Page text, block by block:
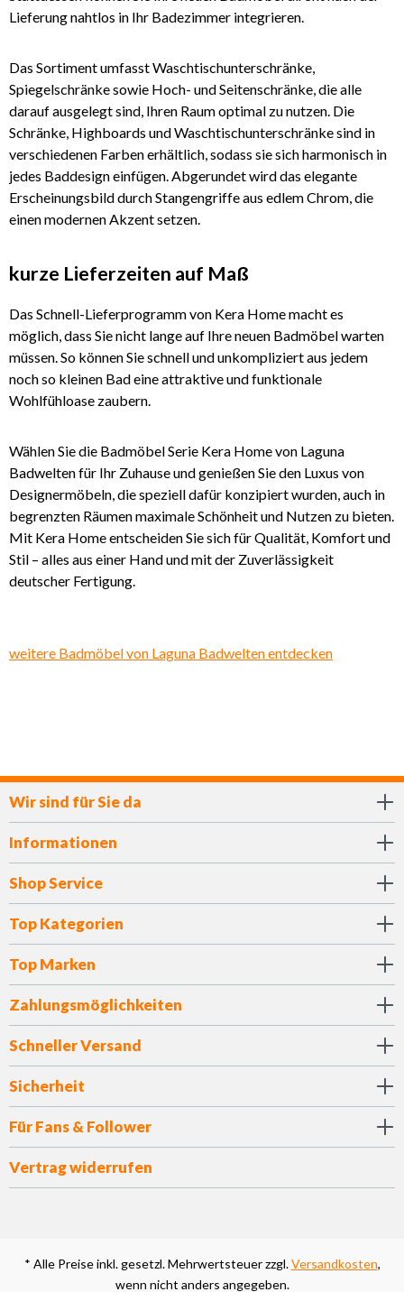
Lieferung nahtlos in Ihr Badezimmer integrieren.
Das Sortiment umfasst Waschtischunterschränke,
Spiegelschränke sowie Hoch- und Seitenschränke, die alle
darauf ausgelegt sind, Ihren Raum optimal zu nutzen. Die
Schränke, Highboards und Waschtischunterschränke sind in
verschiedenen Farben erhältlich, sodass sie sich harmonisch in
jedes Baddesign einfügen. Abgerundet wird das elegante
Erscheinungsbild durch Stangengriffe aus edlem Chrom, die
einen modernen Akzent setzen.
kurze Lieferzeiten auf Maß
Das Schnell-Lieferprogramm von Kera Home macht es
möglich, dass Sie nicht lange auf Ihre neuen Badmöbel warten
müssen. So können Sie schnell und unkompliziert aus jedem
noch so kleinen Bad eine attraktive und funktionale
Wohlfühloase zaubern.
Wählen Sie die Badmöbel Serie Kera Home von Laguna
Badwelten für Ihr Zuhause und genießen Sie den Luxus von
Designermöbeln, die speziell dafür konzipiert wurden, auch in
begrenzten Räumen maximale Schönheit und Nutzen zu bieten.
Mit Kera Home entscheiden Sie sich für Qualität, Komfort und
Stil – alles aus einer Hand und mit der Zuverlässigkeit
deutscher Fertigung.
weitere Badmöbel von Laguna Badwelten entdecken
Wir sind für Sie da
Informationen
Shop Service
Top Kategorien
Top Marken
Zahlungsmöglichkeiten
Schneller Versand
Sicherheit
Für Fans & Follower
Vertrag widerrufen
* Alle Preise inkl. gesetzl. Mehrwertsteuer zzgl.Versandkosten,
wenn nicht anders angegeben.